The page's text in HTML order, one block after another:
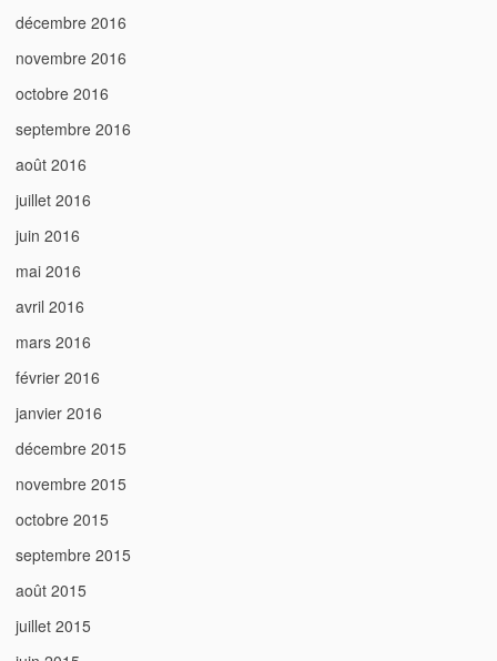
décembre 2016
novembre 2016
octobre 2016
septembre 2016
août 2016
juillet 2016
juin 2016
mai 2016
avril 2016
mars 2016
février 2016
janvier 2016
décembre 2015
novembre 2015
octobre 2015
septembre 2015
août 2015
juillet 2015